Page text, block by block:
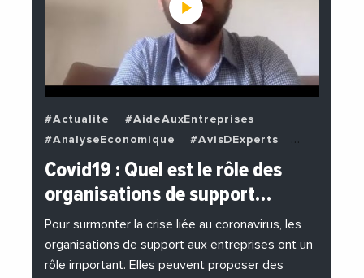
#Actualite
#AideAuxEntreprises
#AnalyseEconomique
#AvisDExperts
#BuzzNews
#Decideurs
#EchangesMediterraneens
#EnDirectDe
#Entreprises
#Institutions
#PhotosEtVideos
Covid19 : Quel est le rôle des
organisations de support…
Pour surmonter la crise liée au coronavirus, les
organisations de support aux entreprises ont un
rôle important. Elles peuvent proposer des